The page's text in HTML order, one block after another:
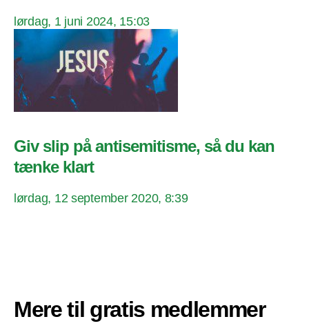
lørdag, 1 juni 2024, 15:03
Giv slip på antisemitisme, så du kan
tænke klart
lørdag, 12 september 2020, 8:39
Mere til gratis medlemmer